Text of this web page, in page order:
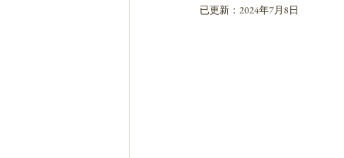
已更新： 2024年7月8日